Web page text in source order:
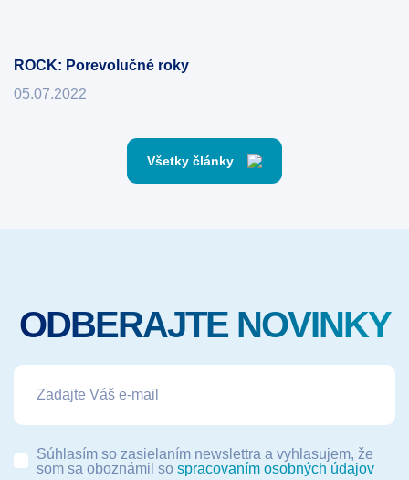
ROCK: Porevolučné roky
05.07.2022
Všetky články
ODBERAJTE NOVINKY
Súhlasím so zasielaním newslettra a vyhlasujem, že
som sa oboznámil so spracovaním osobných údajov